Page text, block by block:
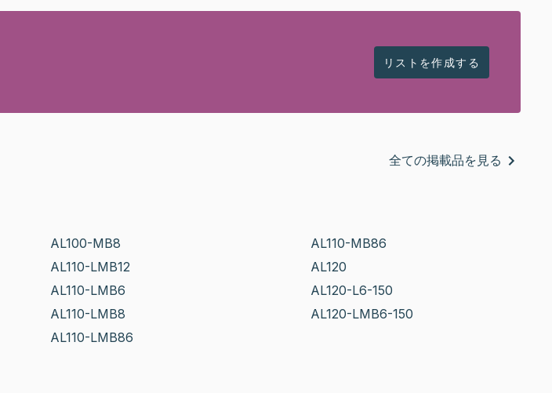
リストを作成する
全ての掲載品を見る
AL100-MB8
AL110-LMB12
AL110-LMB6
AL110-LMB8
AL110-LMB86
AL110-MB86
AL120
AL120-L6-150
AL120-LMB6-150